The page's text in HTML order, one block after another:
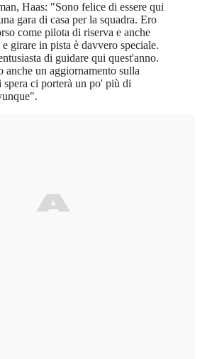
Haas: "Sono felice di essere qui
gara di casa per la squadra. Ero
come pilota di riserva e anche
girare in pista è davvero speciale.
di guidare qui quest'anno.
anche un aggiornamento sulla
spera ci porterà un po' più di